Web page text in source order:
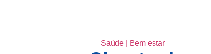
Saúde | Bem estar